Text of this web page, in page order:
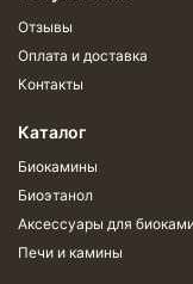
Отзывы
Оплата и доставка
Контакты
Каталог
Биокамины
Биоэтанол
Аксессуары для
Печи и камины